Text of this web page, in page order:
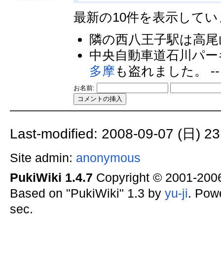
最新の10件を表示して
隣の西八王子駅は高
中央自動車道石川パ
多摩も盗れました。
お名前:
Last-modified: 2008-09-07 (日)
Site admin: anonymous
PukiWiki 1.4.7 Copyright © 2001-
Based on "PukiWiki" 1.3 by yu-ji.
sec.